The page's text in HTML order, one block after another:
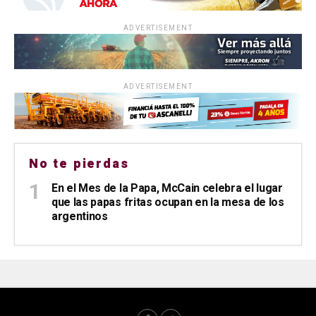
ADVERTISEMENT
ADVERTISEMENT
No te pierdas
En el Mes de la Papa, McCain celebra el lugar
que las papas fritas ocupan en la mesa de los
argentinos